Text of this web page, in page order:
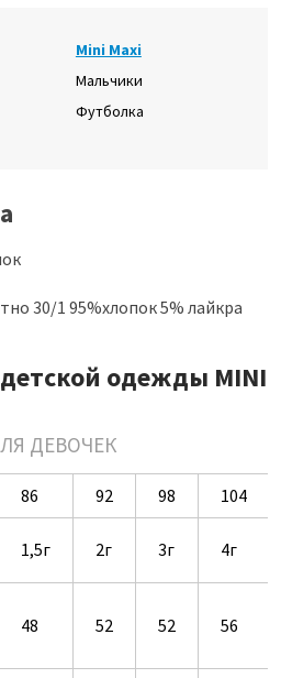
Mini Maxi
Мальчики
Футболка
30/1 95%хлопок 5% лайкра
одежды MINI
ДЕВОЧЕК
86 92 98
104
1,5г 2г 3г 4г
48 52 52 56